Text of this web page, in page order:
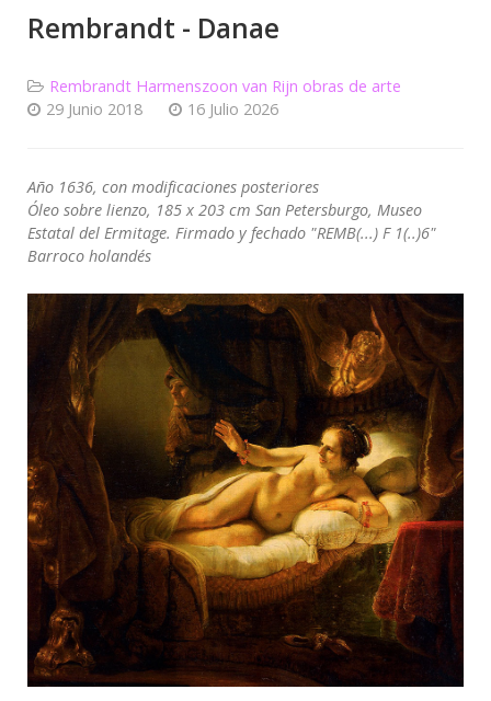
Rembrandt - Danae
Rembrandt Harmenszoon van Rijn obras de arte
29 Junio 2018
16 Julio 2026
Año 1636, con modificaciones posteriores
Óleo sobre lienzo, 185 x 203 cm San Petersburgo, Museo
Estatal del Ermitage. Firmado y fechado "REMB(...) F 1(..)6"
Barroco holandés